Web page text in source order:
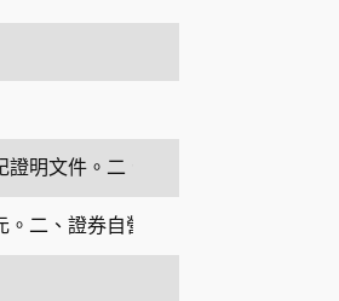
明文件。二、負責人身分證明文
二、證券自營商：新臺幣一千萬